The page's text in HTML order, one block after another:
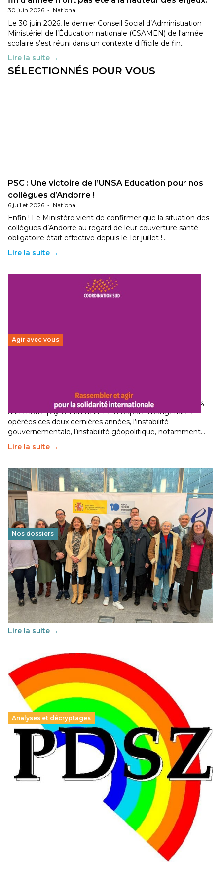
30 juin 2026 - National
Le 30 juin 2026, le dernier Conseil Social d’Administration
Ministériel de l’Éducation nationale (CSAMEN) de l'année
scolaire s’est réuni dans un contexte difficile de fin…
Lire la suite →
SÉLECTIONNÉS POUR VOUS
PSC : Une victoire de l’UNSA Education pour nos
collègues d’Andorre !
6 juillet 2026 - National
Enfin ! Le Ministère vient de confirmer que la situation des
collègues d’Andorre au regard de leur couverture santé
obligatoire était effective depuis le 1er juillet !…
Lire la suite →
Agir avec vous
Le secteur humanitaire connaît des difficultés profondes,
dans notre pays et au-delà. Les coupures budgétaires
opérées ces deux dernières années, l’instabilité
gouvernementale, l’instabilité géopolitique, notamment…
Lire la suite →
Nos dossiers
Éducation au vivre-ensemble : un échange croisé
franco-espagnol pour changer d’approche
29 juin 2026-National
Cette année, l'UNSA Éducation a mené un projet Erasmus
soutenu par l'union Européenne et centré sur l'éducation
au vivre-ensemble : quelles différences entre la France…
Lire la suite →
Analyses et décryptages
Hongrie : du changement pour les politiques
éducatives, aussi !
25 juin 2026
En Hongrie, le conservateur Peter Magyar et son parti
Tisza "Respect et liberté" ont remporté une large victoire,
contre le premier ministre sortant, Viktor Orban,…